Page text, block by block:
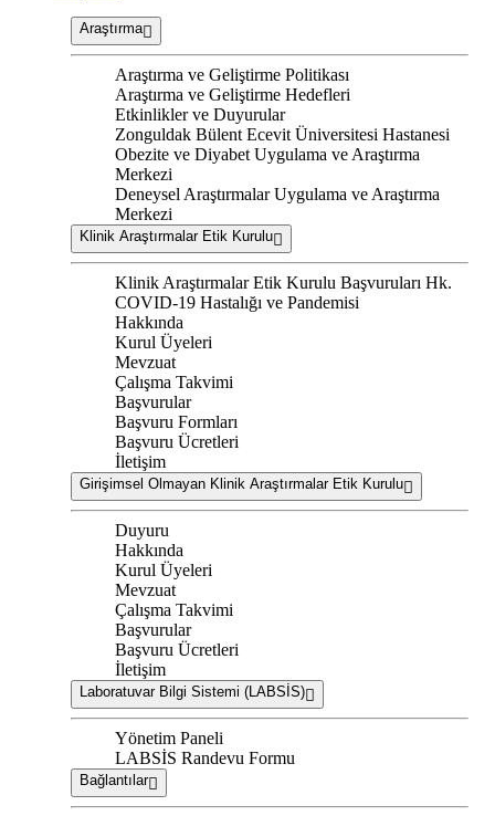
Araştırma
Araştırma ve Geliştirme Politikası
Araştırma ve Geliştirme Hedefleri
Etkinlikler ve Duyurular
Zonguldak Bülent Ecevit Üniversitesi Hastanesi
Obezite ve Diyabet Uygulama ve Araştırma
Merkezi
Deneysel Araştırmalar Uygulama ve Araştırma
Merkezi
Klinik Araştırmalar Etik Kurulu
Klinik Araştırmalar Etik Kurulu Başvuruları Hk.
COVID-19 Hastalığı ve Pandemisi
Hakkında
Kurul Üyeleri
Mevzuat
Çalışma Takvimi
Başvurular
Başvuru Formları
Başvuru Ücretleri
İletişim
Girişimsel Olmayan Klinik Araştırmalar Etik Kurulu
Duyuru
Hakkında
Kurul Üyeleri
Mevzuat
Çalışma Takvimi
Başvurular
Başvuru Ücretleri
İletişim
Laboratuvar Bilgi Sistemi (LABSİS)
Yönetim Paneli
LABSİS Randevu Formu
Bağlantılar